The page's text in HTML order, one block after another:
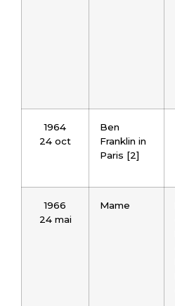
1964
24 oct
Ben
Franklin in
Paris [2]
1966
24 mai
Mame